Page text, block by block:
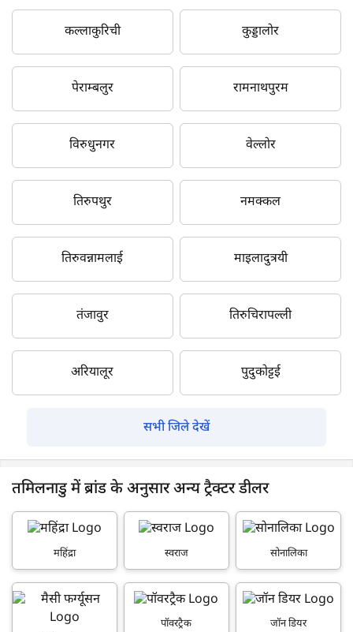
कल्लाकुरिची कुड्डालोर
पेराम्बलुर रामनाथपुरम
विरुधुनगर वेल्लोर
तिरुपथुर नमक्कल
तिरुवन्नामलाई माइलादुत्रयी
तंजावुर तिरुचिरापल्ली
अरियालूर पुदुकोट्टई
सभी जिले देखें
तमिलनाडु में ब्रांड के अनुसार अन्य ट्रैक्टर डीलर
महिंद्रा स्वराज सोनालिका
पॉवरट्रैक जॉन डियर